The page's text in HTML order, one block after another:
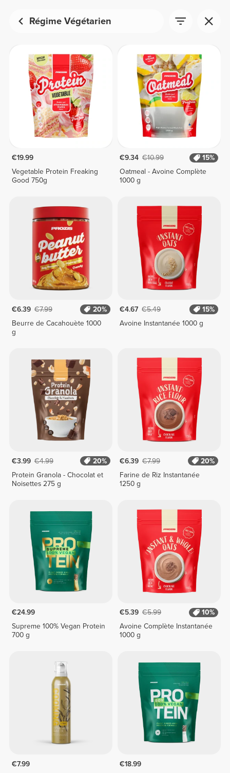
Régime Végétarien
€19.99
Vegetable Protein Freaking
Good 750g
€9.34 €10.99
15%
Oatmeal - Avoine Complète
1000 g
€6.39 €7.99
20%
Beurre de Cacahouète 1000
g
€4.67 €5.49
15%
Avoine Instantanée 1000 g
€3.99 €4.99
20%
Protein Granola - Chocolat et
Noisettes 275 g
€6.39 €7.99
20%
Farine de Riz Instantanée
1250 g
€24.99
Supreme 100% Vegan Protein
700 g
€5.39 €5.99
10%
Avoine Complète Instantanée
1000 g
€7.99
€18.99